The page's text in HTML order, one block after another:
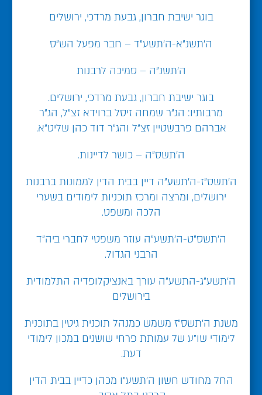
בוגר ישיבת חברון, גבעת מרדכי, ירושלים
ה'תשנ"א-ה'תשע"ד – חבר מפעל הש"ס
ה'תשנ"ה – סמיכה לרבנות
בוגר ישיבת חברון, גבעת מרדכי, ירושלים.
מרבותיו: הג"ר שמחה זיסל ברוידא זצ"ל, הג"ר
אברהם פרבשטיין זצ"ל והג"ר דוד כהן שליט"א.
ה'תשס"ה – כושר לדיינות.
ה'תשס"ז-ה'תשע"ה דיין בבית הדין לממונות ברבנות
ירושלים, ומרצה ומרכז תוכניות לימודים בשערי
הלכה ומשפט.
ה'תשס"ט-ה'תשע"ה עוזר משפטי לחברי ביה"ד
הרבני הגדול.
ה'תשע"ג-התשע"ה עורך באנציקלופדיה התלמודית
בירושלים
משנת ה'תשס"ז משמש כמנהל תוכנית גיטין בתוכנית
לימודי שו"ע של עמותת פרחי שושנים במכון לימודי
דעת.
החל מחודש חשון ה'תשע"ו מכהן כדיין בבית הדין